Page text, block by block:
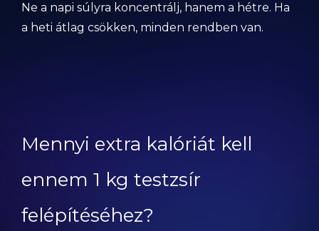
Ne a napi súlyra koncentrálj, hanem a hétre. Ha
a heti átlag csökken, minden rendben van.
Mennyi extra kalóriát kell
ennem 1 kg testzsír
felépítéséhez?